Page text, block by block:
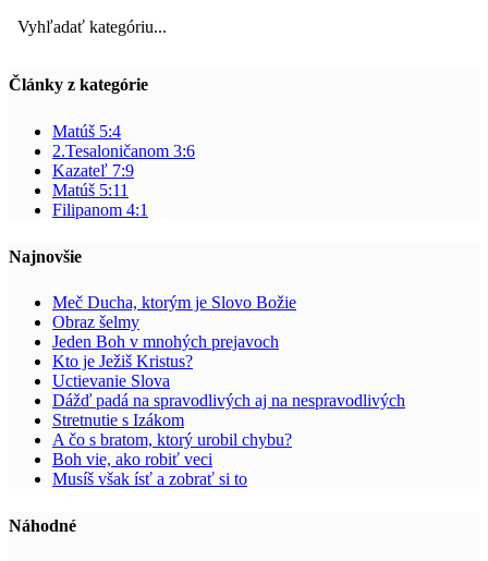
Vyhľadať kategóriu...
Články z kategórie
Matúš 5:4
2.Tesaloničanom 3:6
Kazateľ 7:9
Matúš 5:11
Filipanom 4:1
Najnovšie
Meč Ducha, ktorým je Slovo Božie
Obraz šelmy
Jeden Boh v mnohých prejavoch
Kto je Ježiš Kristus?
Uctievanie Slova
Dážď padá na spravodlivých aj na nespravodlivých
Stretnutie s Izákom
A čo s bratom, ktorý urobil chybu?
Boh vie, ako robiť veci
Musíš však ísť a zobrať si to
Náhodné